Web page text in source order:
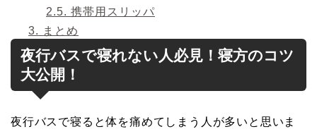
2.5. 携帯用スリッパ
3. まとめ
夜行バスで寝れない人必見！寝方のコツ
大公開！
夜行バスで寝ると体を痛めてしまう人が多いと思いま